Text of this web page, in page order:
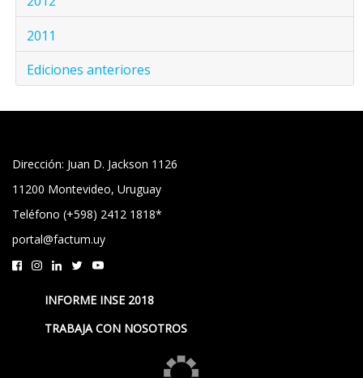
2011
Ediciones anteriores
Dirección: Juan D. Jackson 1126
11200 Montevideo, Uruguay
Teléfono (+598) 2412 1818*
portal@factum.uy
INFORME INSE 2018
TRABAJA CON NOSOTROS